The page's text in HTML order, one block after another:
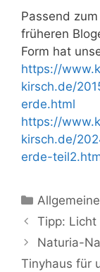
Passend
früheren
Form hat
https://
kirsch.de/
erde.html
https://
kirsch.de/
erde-
Kategorien
Tipp: Licht
Naturia-
Tinyhaus für